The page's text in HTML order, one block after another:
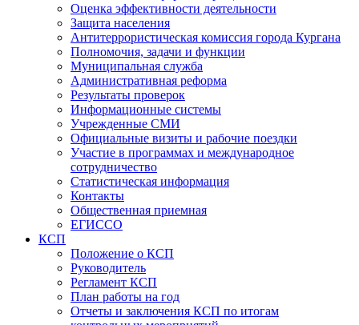
Оценка эффективности деятельности
Защита населения
Антитеррористическая комиссия города Кургана
Полномочия, задачи и функции
Муниципальная служба
Административная реформа
Результаты проверок
Информационные системы
Учрежденные СМИ
Официальные визиты и рабочие поездки
Участие в программах и международное
сотрудничество
Статистическая информация
Контакты
Общественная приемная
ЕГИССО
КСП
Положение о КСП
Руководитель
Регламент КСП
План работы на год
Отчеты и заключения КСП по итогам